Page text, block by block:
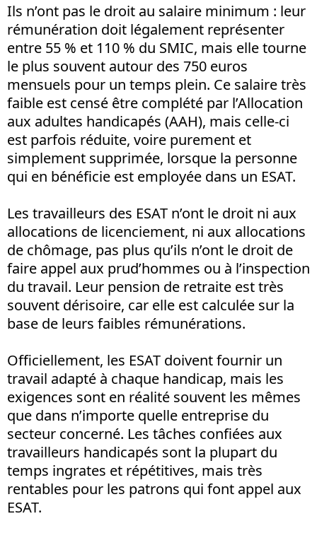
Ils n’ont pas le droit au salaire minimum : leur
rémunération doit légalement représenter
entre 55 % et 110 % du SMIC, mais elle tourne
le plus souvent autour des 750 euros
mensuels pour un temps plein. Ce salaire très
faible est censé être complété par l’Allocation
aux adultes handicapés (AAH), mais celle-ci
est parfois réduite, voire purement et
simplement supprimée, lorsque la personne
qui en bénéficie est employée dans un ESAT.
Les travailleurs des ESAT n’ont le droit ni aux
allocations de licenciement, ni aux allocations
de chômage, pas plus qu’ils n’ont le droit de
faire appel aux prud’hommes ou à l’inspection
du travail. Leur pension de retraite est très
souvent dérisoire, car elle est calculée sur la
base de leurs faibles rémunérations.
Officiellement, les ESAT doivent fournir un
travail adapté à chaque handicap, mais les
exigences sont en réalité souvent les mêmes
que dans n’importe quelle entreprise du
secteur concerné. Les tâches confiées aux
travailleurs handicapés sont la plupart du
temps ingrates et répétitives, mais très
rentables pour les patrons qui font appel aux
ESAT.